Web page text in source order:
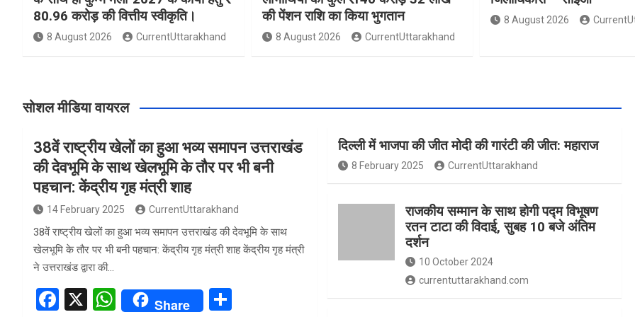
80.96 करोड़ की वित्तीय स्वीकृति।
8 August 2026 CurrentUttarakhand
की पेंशन राशि का किया भुगतान
8 August 2026 CurrentUttarakhand
8 August 2026
सोशल मीडिया वायरल
38वें राष्ट्रीय खेलों का हुआ भव्य समापन उत्तराखंड
की देवभूमि के साथ खेलभूमि के तौर पर भी बनी
पहचान: केंद्रीय गृह मंत्री शाह
14 February 2025 CurrentUttarakhand
38वें राष्ट्रीय खेलों का हुआ भव्य समापन उत्तराखंड की देवभूमि के साथ
खेलभूमि के तौर पर भी बनी पहचान: केंद्रीय गृह मंत्री शाह केंद्रीय गृह मंत्री
ने उत्तराखंड द्वारा की…
F
X
W
Share
दिल्ली में भाजपा की जीत मोदी की गारंटी की जीत: महाराज
8 February 2025 CurrentUttarakhand
राजकीय सम्मान के साथ होगी पद्म विभूषण
रतन टाटा की विदाई, सुबह 10 बजे अंतिम
दर्शन
10 October 2024
currentuttarakhand.com